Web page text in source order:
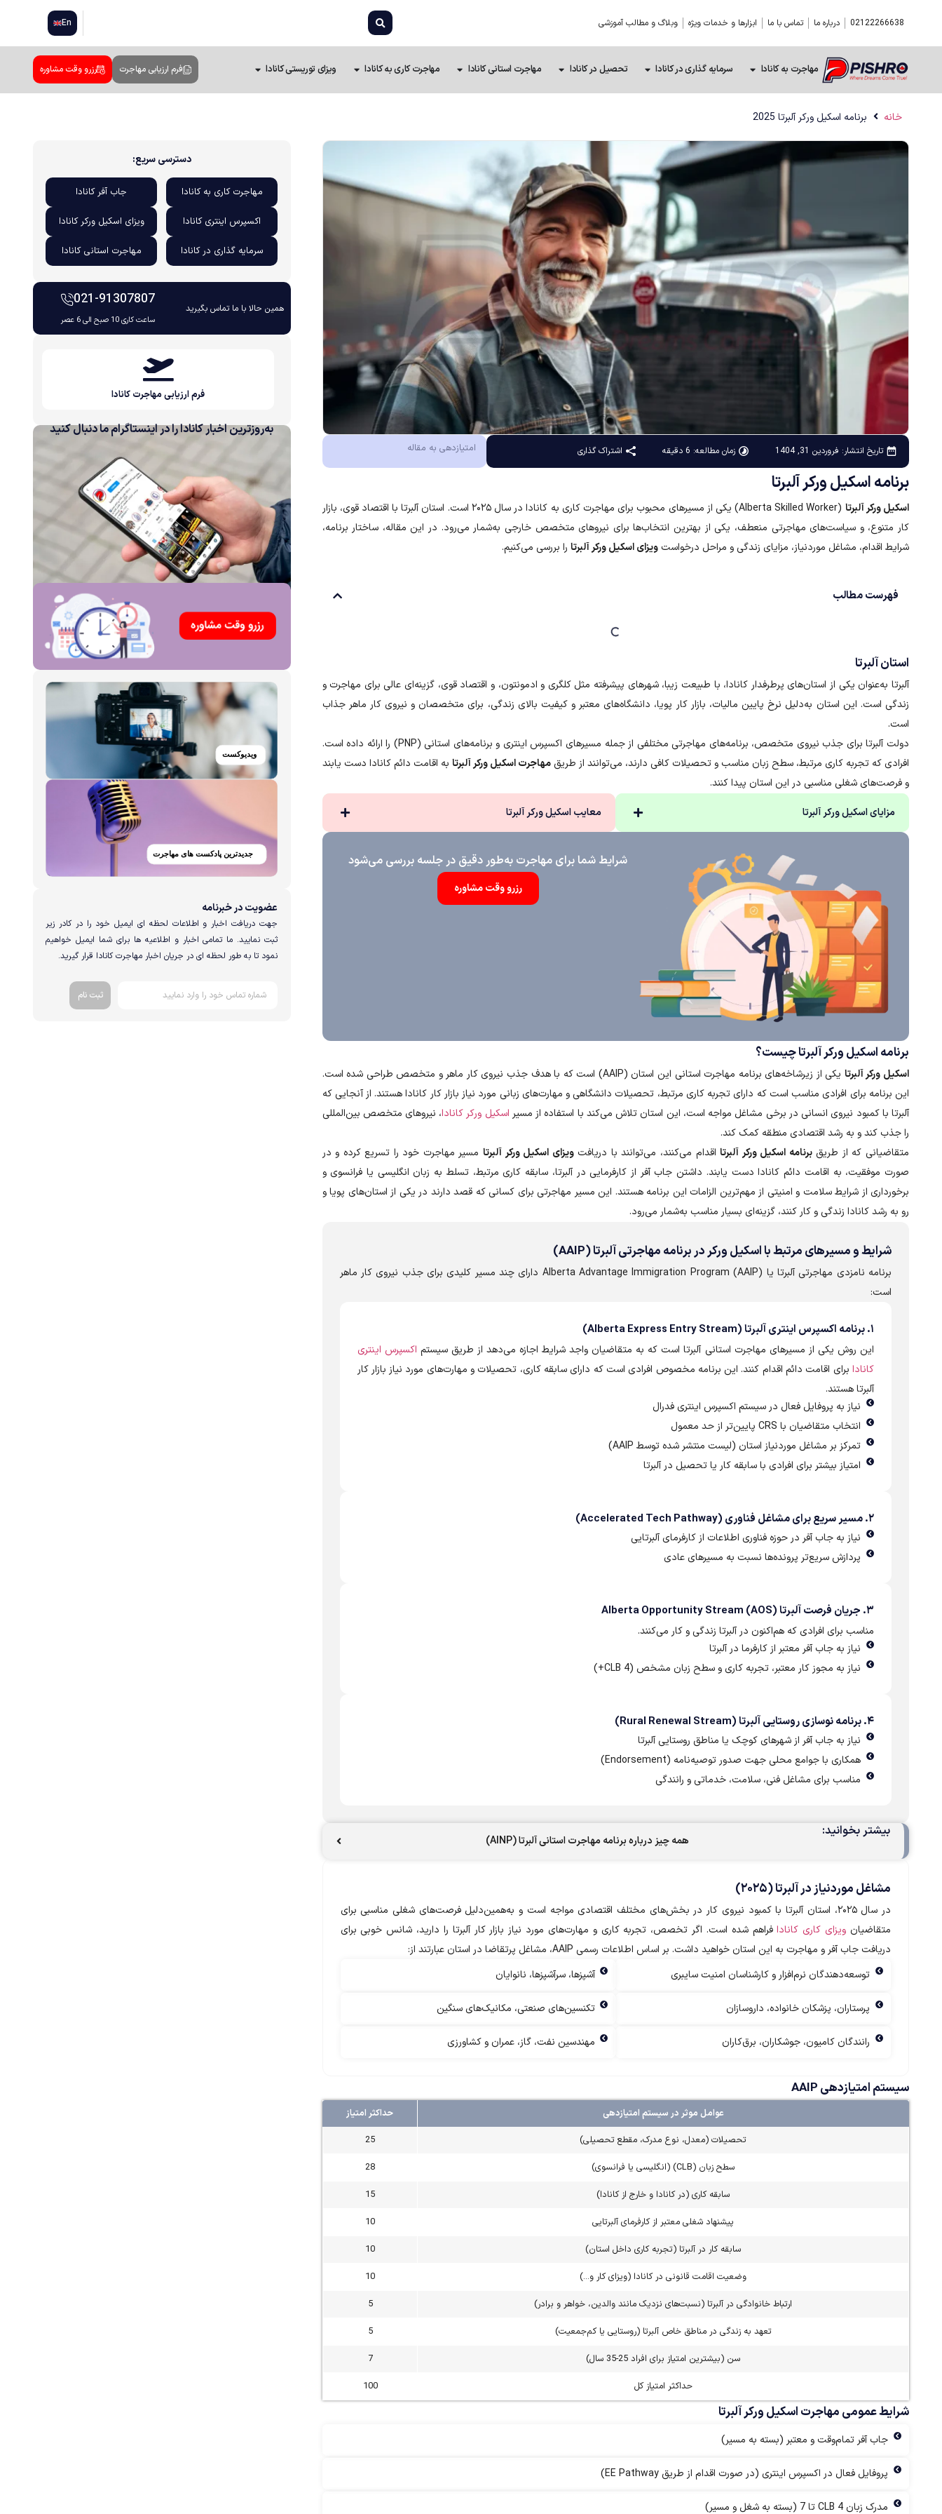
02122266638 درباره ما تماس با ما ابزارها و خدمات ویژه وبلاگ و مطالب آموزشی En
مهاجرت به کانادا سرمایه گذاری در کانادا تحصیل در کانادا مهاجرت استانی کانادا مهاجرت کاری به کانادا ویزای توریستی کانادا فرم ارزیابی مهاجرت رزرو وقت مشاوره
خانه برنامه اسکیل ورکر آلبرتا 2025
تاریخ انتشار: فروردین 31, 1404 زمان مطالعه: 6 دقیقه اشتراک گذاری امتیازدهی به مقاله
برنامه اسکیل ورکر آلبرتا
اسکیل ورکر آلبرتا
(Alberta Skilled Worker) یکی از مسیرهای محبوب برای مهاجرت کاری به کانادا در سال ۲۰۲۵ است. استان آلبرتا با اقتصاد قوی، بازار
کار متنوع، و سیاست‌های مهاجرتی منعطف، یکی از بهترین انتخاب‌ها برای نیروهای متخصص خارجی به‌شمار می‌رود. در این مقاله، ساختار برنامه،
شرایط اقدام، مشاغل موردنیاز، مزایای زندگی و مراحل درخواست ویزای اسکیل ورکر آلبرتا را بررسی می‌کنیم.
فهرست مطالب
استان آلبرتا
آلبرتا به‌عنوان یکی از استان‌های پرطرفدار کانادا، با طبیعت زیبا، شهرهای پیشرفته مثل کلگری و ادمونتون، و اقتصاد قوی، گزینه‌ای عالی برای مهاجرت و
زندگی است. این استان به‌دلیل نرخ پایین مالیات، بازار کار پویا، دانشگاه‌های معتبر و کیفیت بالای زندگی، برای متخصصان و نیروی کار ماهر جذاب
است.
دولت آلبرتا برای جذب نیروی متخصص، برنامه‌های مهاجرتی مختلفی از جمله مسیرهای اکسپرس اینتری و برنامه‌های استانی (PNP) را ارائه داده است.
افرادی که تجربه کاری مرتبط، سطح زبان مناسب و تحصیلات کافی دارند، می‌توانند از طریقمهاجرت اسکیل ورکر آلبرتا به اقامت دائم کانادا دست یابند
و فرصت‌های شغلی مناسبی در این استان پیدا کنند.
مزایای اسکیل ورکر آلبرتا
معایب اسکیل ورکر آلبرتا
شرایط شما برای مهاجرت به‌طور دقیق در جلسه بررسی می‌شود
رزرو وقت مشاوره
برنامه اسکیل ورکر آلبرتا چیست؟
اسکیل ورکر آلبرتا
یکی از زیرشاخه‌های برنامه مهاجرت استانی این استان (AAIP) است که با هدف جذب نیروی کار ماهر و متخصص طراحی شده است.
این برنامه برای افرادی مناسب است که دارای تجربه کاری مرتبط، تحصیلات دانشگاهی و مهارت‌های زبانی مورد نیاز بازار کار کانادا هستند. از آنجایی که
آلبرتا با کمبود نیروی انسانی در برخی مشاغل مواجه است، این استان تلاش می‌کند با استفاده از مسیر اسکیل ورکر کانادا، نیروهای متخصص بین‌المللی
را جذب کند و به رشد اقتصادی منطقه کمک کند.
متقاضیانی که از طریقبرنامه اسکیل ورکر آلبرتااقدام می‌کنند، می‌توانند با دریافتویزای اسکیل ورکر آلبرتا مسیر مهاجرت خود را تسریع کرده و در
صورت موفقیت، به اقامت دائم کانادا دست یابند. داشتن جاب آفر از کارفرمایی در آلبرتا، سابقه کاری مرتبط، تسلط به زبان انگلیسی یا فرانسوی و
برخورداری از شرایط سلامت و امنیتی از مهم‌ترین الزامات این برنامه هستند. این مسیر مهاجرتی برای کسانی که قصد دارند در یکی از استان‌های پویا و
رو به رشد کانادا زندگی و کار کنند، گزینه‌ای بسیار مناسب به‌شمار می‌رود.
شرایط و مسیرهای مرتبط با اسکیل ورکر در برنامه مهاجرتی آلبرتا (AAIP)
برنامه نامزدی مهاجرتی آلبرتا یا Alberta Advantage Immigration Program (AAIP) دارای چند مسیر کلیدی برای جذب نیروی کار ماهر
است:
۱. برنامه اکسپرس اینتری آلبرتا (Alberta Express Entry Stream)
این روش یکی از مسیرهای مهاجرت استانی آلبرتا است که به متقاضیان واجد شرایط اجازه می‌دهد از طریق سیستم اکسپرس اینتری
کانادا برای اقامت دائم اقدام کنند. این برنامه مخصوص افرادی است که دارای سابقه کاری، تحصیلات و مهارت‌های مورد نیاز بازار کار
آلبرتا هستند.
نیاز به پروفایل فعال در سیستم اکسپرس اینتری فدرال
انتخاب متقاضیان با CRS پایین‌تر از حد معمول
تمرکز بر مشاغل موردنیاز استان (لیست منتشر شده توسط AAIP)
امتیاز بیشتر برای افرادی با سابقه کار یا تحصیل در آلبرتا
۲. مسیر سریع برای مشاغل فناوری (Accelerated Tech Pathway)
نیاز به جاب آفر در حوزه فناوری اطلاعات از کارفرمای آلبرتایی
پردازش سریع‌تر پرونده‌ها نسبت به مسیرهای عادی
۳. جریان فرصت آلبرتا Alberta Opportunity Stream (AOS)
مناسب برای افرادی که هم‌اکنون در آلبرتا زندگی و کار می‌کنند.
نیاز به جاب آفر معتبر از کارفرما در آلبرتا
نیاز به مجوز کار معتبر، تجربه کاری و سطح زبان مشخص (CLB 4+)
۴. برنامه نوسازی روستایی آلبرتا (Rural Renewal Stream)
نیاز به جاب آفر از شهرهای کوچک یا مناطق روستایی آلبرتا
همکاری با جوامع محلی جهت صدور توصیه‌نامه (Endorsement)
مناسب برای مشاغل فنی، سلامت، خدماتی و رانندگی
بیشتر بخوانید:
همه چیز درباره برنامه مهاجرت استانی آلبرتا (AINP)
مشاغل موردنیاز در آلبرتا (۲۰۲۵)
در سال ۲۰۲۵، استان آلبرتا با کمبود نیروی کار در بخش‌های مختلف اقتصادی مواجه است و به‌همین‌دلیل فرصت‌های شغلی مناسبی برای
متقاضیان ویزای کاری کانادافراهم شده است. اگر تخصص، تجربه کاری و مهارت‌های مورد نیاز بازار کار آلبرتا را دارید، شانس خوبی برای
دریافت جاب آفر و مهاجرت به این استان خواهید داشت. بر اساس اطلاعات رسمی AAIP، مشاغل پرتقاضا در استان عبارتند از:
توسعه‌دهندگان نرم‌افزار و کارشناسان امنیت سایبری
پرستاران، پزشکان خانواده، داروسازان
رانندگان کامیون، جوشکاران، برق‌کاران
آشپزها، سرآشپزها، نانوایان
تکنسین‌های صنعتی، مکانیک‌های سنگین
مهندسین نفت، گاز، عمران و کشاورزی
سیستم امتیازدهی AAIP
عوامل موثر در سیستم امتیازدهی
حداکثر امتیاز
تحصیلات (معدل، نوع مدرک، مقطع تحصیلی)
25
سطح زبان (CLB) (انگلیسی یا فرانسوی) 28
سابقه کاری (در کانادا و خارج از کانادا) 15
پیشنهاد شغلی معتبر از کارفرمای آلبرتایی 10
سابقه کار در آلبرتا (تجربه کاری داخل استان) 10
وضعیت اقامت قانونی در کانادا (ویزای کار و…) 10
ارتباط خانوادگی در آلبرتا (نسبت‌های نزدیک مانند والدین، خواهر و برادر) 5
تعهد به زندگی در مناطق خاص آلبرتا (روستایی یا کم‌جمعیت) 5
سن (بیشترین امتیاز برای افراد 25-35 سال) 7
حداکثر امتیاز کل 100
شرایط عمومی مهاجرت اسکیل ورکر آلبرتا
جاب آفر تمام‌وقت و معتبر (بسته به مسیر)
پروفایل فعال در اکسپرس اینتری (در صورت اقدام از طریق EE Pathway)
مدرک زبان CLB 4 تا 7 (بسته به شغل و مسیر)
دسترسی سریع:
مهاجرت کاری به کانادا جاب آفر کانادا
اکسپرس اینتری کانادا ویزای اسکیل ورکر کانادا
سرمایه گذاری در کانادا مهاجرت استانی کانادا
همین حالا با ما تماس بگیرید 021-91307807
ساعت کاری 10 صبح الی 6 عصر
فرم ارزیابی مهاجرت کانادا
به‌روزترین اخبار کانادا را در اینستاگرام ما دنبال کنید
عضویت در خبرنامه
جهت دریافت اخبار و اطلاعات لحظه ای ایمیل خود را در کادر زیر
ثبت نمایید. ما تمامی اخبار و اطلاعیه ها برای شما ایمیل خواهیم
نمود تا به طور لحظه ای در جریان اخبار مهاجرت کانادا قرار گیرید.
ثبت نام